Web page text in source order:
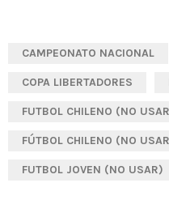
CAMPEONATO NACIONAL
COPA LIBERTADORES
FUTBOL CHILENO (NO
FÚTBOL CHILENO (NO
FUTBOL JOVEN (NO USAR)